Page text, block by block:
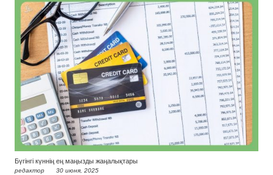
Бүгінгі күннің ең маңызды жаңалықтары
редактор 30 июня, 2025